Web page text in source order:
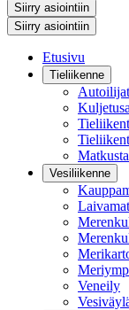
Siirry asiointiin
Siirry asiointiin
Etusivu
Tieliikenne
Autoilijat
Vesiliikenne
Veneily